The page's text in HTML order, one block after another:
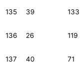
135 39 133
136 26 119
137 40 71